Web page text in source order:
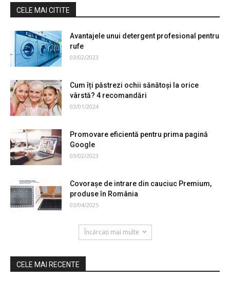
CELE MAI CITITE
Avantajele unui detergent profesional pentru
rufe
03/02/2023
Cum îți păstrezi ochii sănătoși la orice
vârstă? 4 recomandări
03/01/2024
Promovare eficientă pentru prima pagină
Google
03/02/2023
Covoraşe de intrare din cauciuc Premium,
produse în România
03/04/2025
Încărcați mai multe
CELE MAI RECENTE